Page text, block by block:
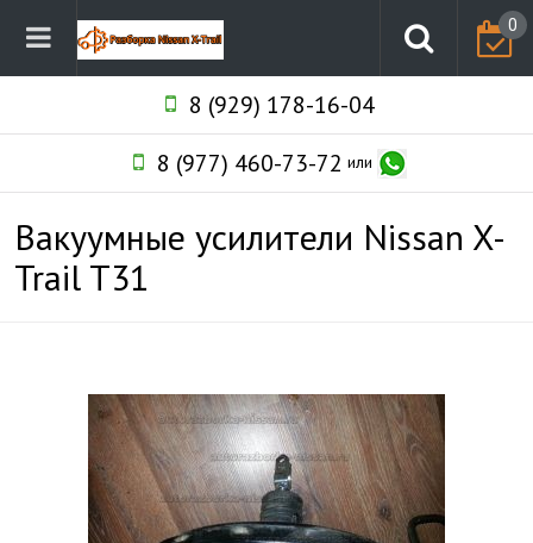
0
8 (929) 178-16-04
8 (977) 460-73-72 или
Вакуумные усилители Nissan X-
Trail T31